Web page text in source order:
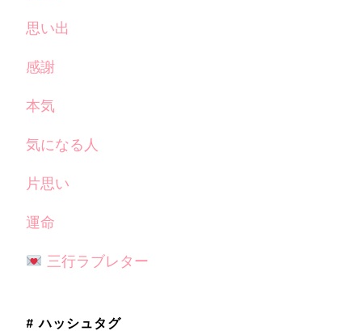
思い出
感謝
本気
気になる人
片思い
運命
三行ラブレター
# ハッシュタグ